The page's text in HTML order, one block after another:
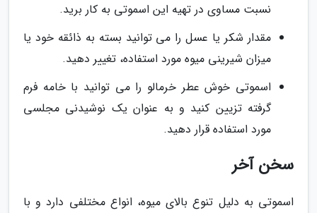
نسبت مساوی در تهیه این اسموتی به کار برید.
مقدار شکر یا عسل را می توانید بسته به ذائقه خود یا
میزان شیرینی میوه مورد استفاده، تغییر دهید.
اسموتی خوش عطر خرمالو را می توانید با خامه فرم
گرفته تزیین کنید و به عنوان یک نوشیدنی مجلسی
مورد استفاده قرار دهید.
سخن آخر
اسموتی به دلیل تنوع بالای میوه، انواع مختلفی دارد و با